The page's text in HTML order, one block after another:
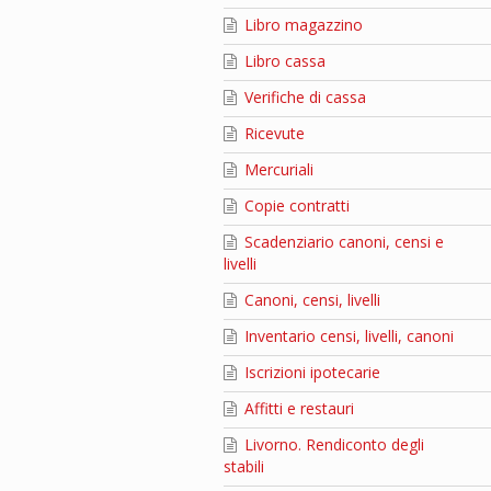
Libro magazzino
Libro cassa
Verifiche di cassa
Ricevute
Mercuriali
Copie contratti
Scadenziario canoni, censi e
livelli
Canoni, censi, livelli
Inventario censi, livelli, canoni
Iscrizioni ipotecarie
Affitti e restauri
Livorno. Rendiconto degli
stabili